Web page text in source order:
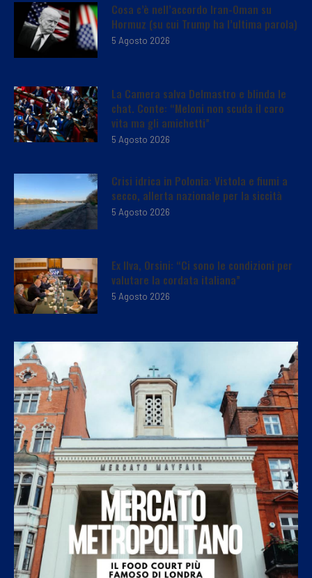
Cosa c’è nell’accordo Iran-Oman su
Hormuz (su cui Trump ha l’ultima parola)
5 Agosto 2026
La Camera salva Delmastro e blinda le
chat. Conte: “Meloni non scuda il caro
vita ma gli amichetti”
5 Agosto 2026
Crisi idrica in Polonia: Vistola e fiumi a
secco, allerta nazionale per la siccità
5 Agosto 2026
Ex Ilva, Orsini: “Ci sono le condizioni per
valutare la cordata italiana”
5 Agosto 2026